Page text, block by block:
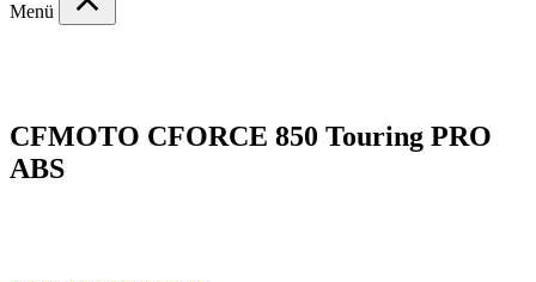
Menü
CFMOTO CFORCE 850 Touring PRO
ABS